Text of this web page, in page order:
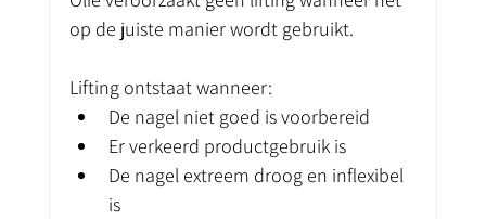
op de juiste manier wordt gebruikt.
Lifting ontstaat wanneer:
De nagel niet goed is voorbereid
Er verkeerd productgebruik is
De nagel extreem droog en inflexibel
is